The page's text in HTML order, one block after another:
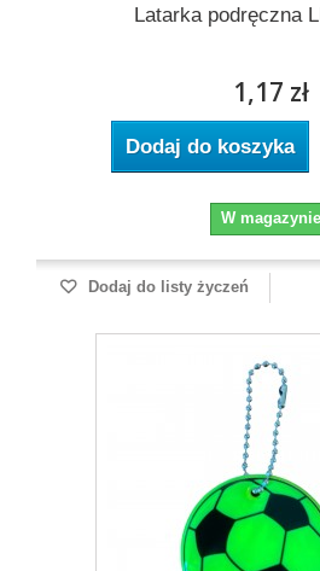
Latarka podręczna
1,17 zł
Dodaj do koszyka
W magazynie
Dodaj do listy życzeń